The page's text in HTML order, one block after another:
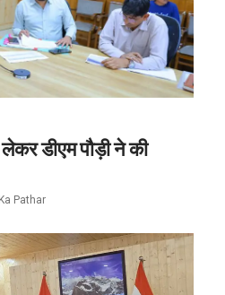
डीएम पौड़ी ने की
Pathar